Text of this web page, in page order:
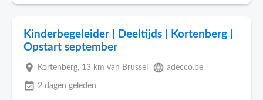
Kinderbegeleider | Deeltijds | Kortenberg |
Opstart september
place Kortenberg, 13 km van Brussel language adecco.be
event_available 2 dagen geleden